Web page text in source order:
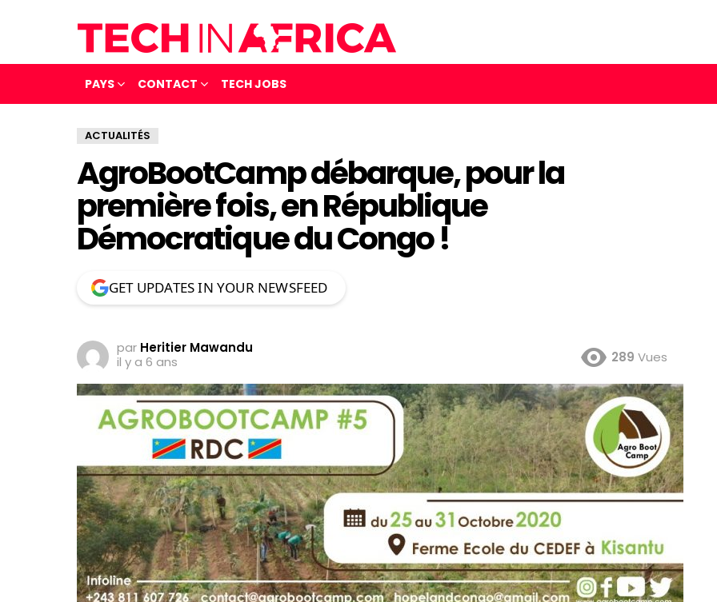
PAYS CONTACT TECH JOBS
ACTUALITÉS
AgroBootCamp débarque, pour la
première fois, en République
Démocratique du Congo !
GET UPDATES IN YOUR NEWSFEED
par Heritier Mawandu
il y a 6 ans
289 Vues